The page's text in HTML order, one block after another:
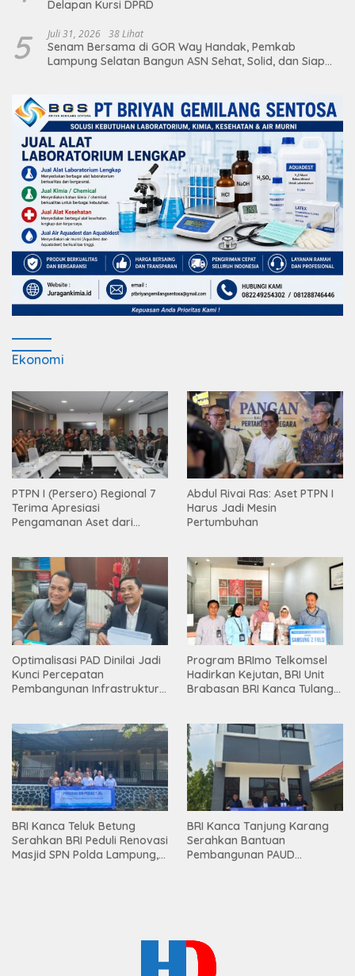
Delapan Kursi DPRD
5 Juli 31, 2026 38 Lihat
Senam Bersama di GOR Way Handak, Pemkab
Lampung Selatan Bangun ASN Sehat, Solid, dan Siap
Ekonomi
PTPN I (Persero) Regional 7
Terima Apresiasi
Pengamanan Aset dari
Abdul Rivai Ras: Aset PTPN I
Harus Jadi Mesin
Pertumbuhan
Optimalisasi PAD Dinilai Jadi
Kunci Percepatan
Pembangunan Infrastruktur
Program BRImo Telkomsel
Hadirkan Kejutan, BRI Unit
Brabasan BRI Kanca Tulang
Mesuji
BRI Kanca Teluk Betung
Serahkan BRI Peduli Renovasi
Masjid SPN Polda Lampung,
BRI Kanca Tanjung Karang
Serahkan Bantuan
Pembangunan PAUD